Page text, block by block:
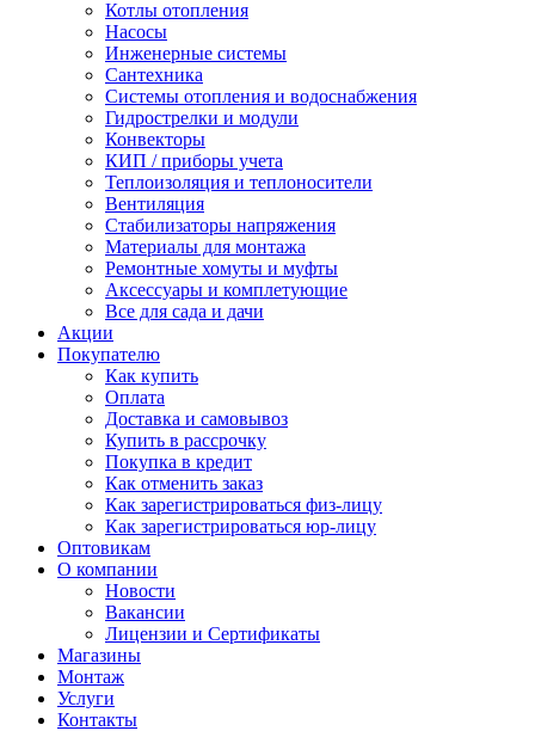
Котлы отопления
Насосы
Инженерные системы
Сантехника
Системы отопления и водоснабжения
Гидрострелки и модули
Конвекторы
КИП / приборы учета
Теплоизоляция и теплоносители
Вентиляция
Стабилизаторы напряжения
Материалы для монтажа
Ремонтные хомуты и муфты
Аксессуары и комплетующие
Все для сада и дачи
Акции
Покупателю
Как купить
Оплата
Доставка и самовывоз
Купить в рассрочку
Покупка в кредит
Как отменить заказ
Как зарегистрироваться физ-лицу
Как зарегистрироваться юр-лицу
Оптовикам
О компании
Новости
Вакансии
Лицензии и Сертификаты
Магазины
Монтаж
Услуги
Контакты